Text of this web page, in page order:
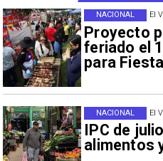
El
Proyecto
feriado el
para
NACIONAL
El
IPC de
alimentos
NACIONAL